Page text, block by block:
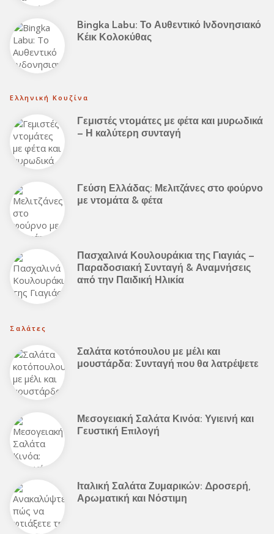
Bingka Labu: Το Αυθεντικό Ινδονησιακό
Κέικ Κολοκύθας
Ελληνική Κουζίνα
Γεμιστές ντομάτες με φέτα και μυρωδικά
– Η καλύτερη συνταγή
Γεύση Ελλάδας: Μελιτζάνες στο φούρνο
με ντομάτα & φέτα
Πασχαλινά Κουλουράκια της Γιαγιάς –
Παραδοσιακή Συνταγή & Αναμνήσεις
από την Παιδική Ηλικία
Σαλάτες
Σαλάτα κοτόπουλου με μέλι και
μουστάρδα: Συνταγή που θα λατρέψετε
Μεσογειακή Σαλάτα Κινόα: Υγιεινή και
Γευστική Επιλογή
Ιταλική Σαλάτα Ζυμαρικών: Δροσερή,
Αρωματική και Νόστιμη